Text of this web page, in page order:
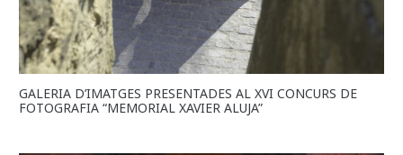
GALERIA D’IMATGES PRESENTADES AL XVI CONCURS DE
FOTOGRAFIA “MEMORIAL XAVIER ALUJA”